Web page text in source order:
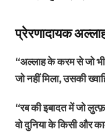
प्रेरणादायक
“अल्लाह के करम से जो
जो नहीं मिला, उसकी
“रब की इबादत में जो
वो दुनिया के किसी और